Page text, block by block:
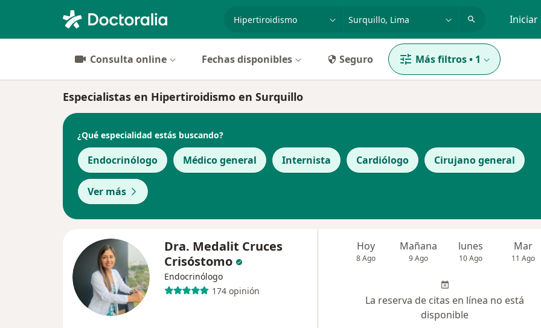
Iniciar
Consulta online Fechas disponibles Seguro Más filtros• 1
Especialistas en Hipertiroidismo en Surquillo
¿Qué especialidad estás buscando?
Endocrinólogo Médico general Internista Cardiólogo Cirujano general
Ver más
Dra. Medalit Cruces
Crisóstomo
Endocrinólogo
174 opinión
Hoy
8 Ago
Mañana
9 Ago
lunes
10 Ago
Mar
11 Ago
La reserva de citas en línea no está
disponible